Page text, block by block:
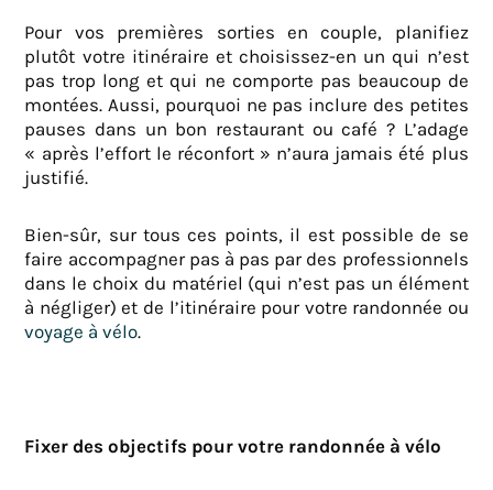
Pour vos premières sorties en couple, planifiez
plutôt votre itinéraire et choisissez-en un qui n’est
pas trop long et qui ne comporte pas beaucoup de
montées. Aussi, pourquoi ne pas inclure des petites
pauses dans un bon restaurant ou café ? L’adage
« après l’effort le réconfort » n’aura jamais été plus
justifié.
Bien-sûr, sur tous ces points, il est possible de se
faire accompagner pas à pas par des professionnels
dans le choix du matériel (qui n’est pas un élément
à négliger) et de l’itinéraire pour votre randonnée ou
voyage à vélo.
Fixer des objectifs pour votre randonnée à vélo